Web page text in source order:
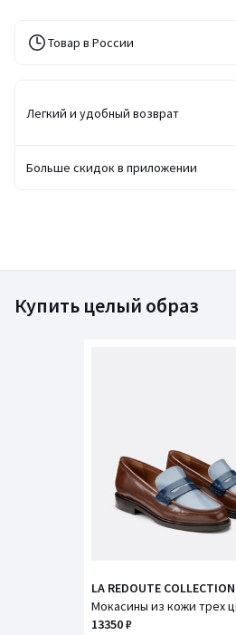
Товар в России
Легкий и удобный возврат
Больше скидок в приложении
Купить целый образ
LA REDOUTE
Мокасины из кожи трех
13350 ₽